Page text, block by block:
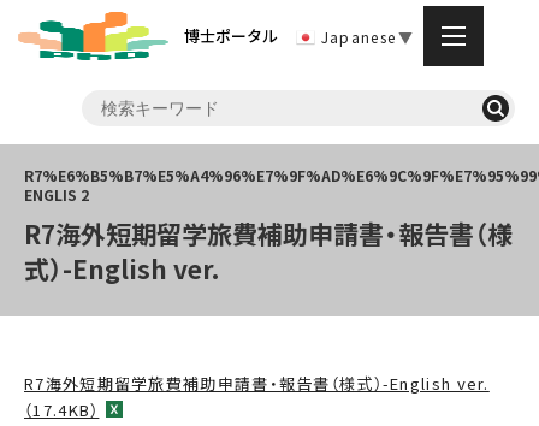
博士ポータル Japanese▼
R7海外短期留学旅費補助申請書・報告書（様
式）-English ver.
R7海外短期留学旅費補助申請書・報告書（様式）-English ver.
（17.4KB）